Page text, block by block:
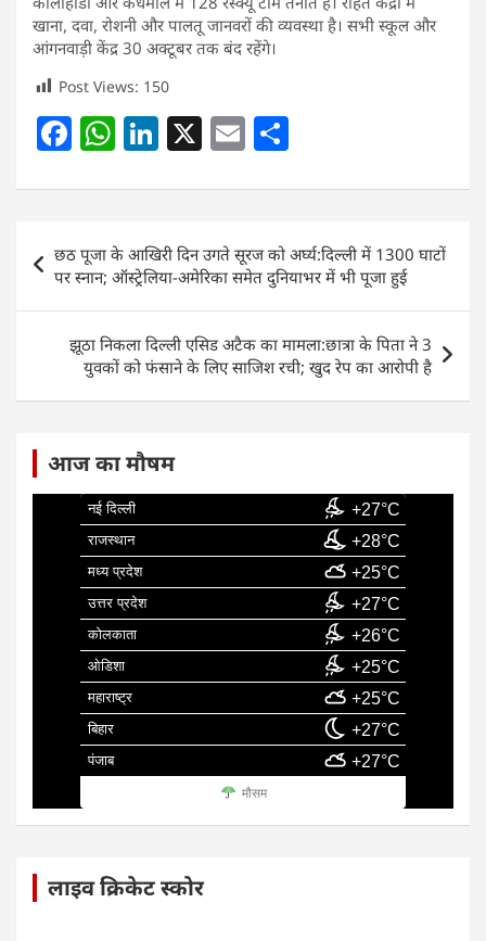
खाना, दवा, रोशनी और पालतू जानवरों की व्यवस्था है। सभी स्कूल और
आंगनवाड़ी केंद्र 30 अक्टूबर तक बंद रहेंगे।
Post Views: 150
F
c
e
b
o
o
k
W
at
s
A
p
p
Li
k
e
dI
n
X E
ai
l
ar
e
navigation
छठ पूजा के आखिरी दिन उगते सूरज को अर्घ्य:दिल्ली में 1300 घाटों
पर स्नान; ऑस्ट्रेलिया-अमेरिका समेत दुनियाभर में भी पूजा हुई
झूठा निकला दिल्ली एसिड अटैक का मामला:छात्रा के पिता ने 3
युवकों को फंसाने के लिए साजिश रची; खुद रेप का आरोपी है
आज का मौषम
नई दिल्ली +27°C
राजस्थान +28°C
मध्य प्रदेश +25°C
उत्तर प्रदेश +27°C
कोलकाता +26°C
ओडिशा +25°C
महाराष्ट्र +25°C
बिहार +27°C
पंजाब +27°C
मौसम
लाइव क्रिकेट स्कोर